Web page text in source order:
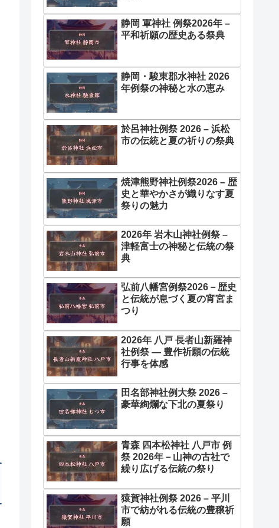
静岡 軍神社 例祭2026年 –
平和祈願の歴史ある祭典
静岡・駿東郡水神社 2026
年例祭の神秘と水の恵み
於呂神社例祭 2026 – 浜松
市の伝統と夏の祈りの祭典
焼津熊野神社例祭2026 – 歴
史と華やかさが織りなす夏
祭りの魅力
2026年 岩木山神社例祭 –
津軽富士の神秘と伝統の祭
典
弘前八幡宮例祭2026－歴史
と伝統が息づく夏の宵宮ま
つり
2026年 八戸 長者山新羅神
社例祭 ― 豊作祈願の伝統
行事を体感
田名部神社例大祭 2026 –
豪華絢爛な下北の夏祭り
青森 四本松神社 八戸市 例
祭 2026年－山神の古社で
繰り広げる伝統の祭り
猿賀神社例祭 2026 – 平川
市で紡がれる伝統の豊穣祈
願